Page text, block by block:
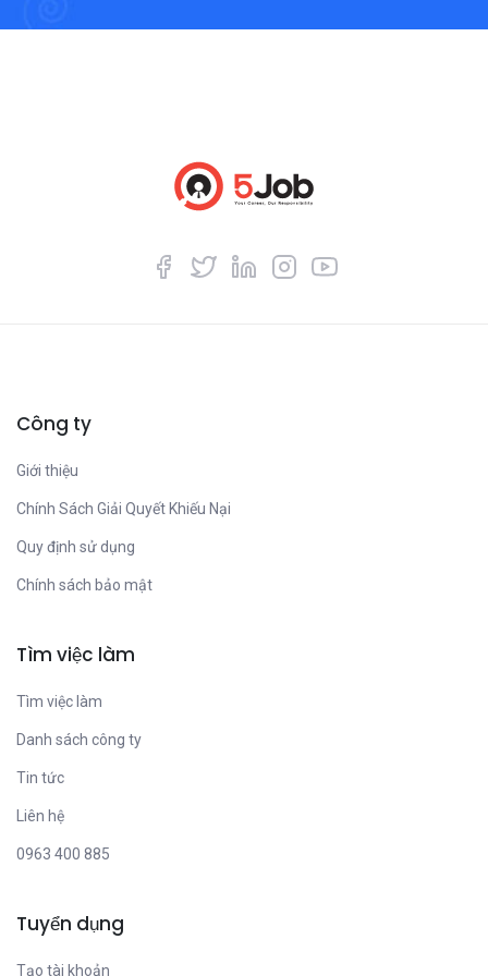
Công ty
Giới thiệu
Chính Sách Giải Quyết Khiếu Nại
Quy định sử dụng
Chính sách bảo mật
Tìm việc làm
Tìm việc làm
Danh sách công ty
Tin tức
Liên hệ
0963 400 885
Tuyển dụng
Tạo tài khoản